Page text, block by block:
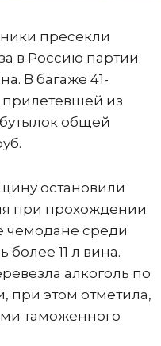
пресекли
в Россию партии
В багаже 41-
из
общей
остановили
при прохождении
чемодане среди
11 л вина.
алкоголь по
при этом отметила,
таможенного